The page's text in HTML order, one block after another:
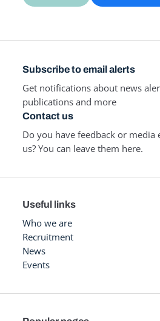
Subscribe to email alerts
Get notifications about news
publications and more
Contact us
Do you have feedback or media
us? You can leave them here.
Useful links
Who we are
Recruitment
News
Events